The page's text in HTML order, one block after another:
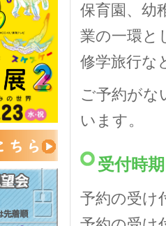
保育園、幼
業の一環と
修学旅行な
ご予約がな
います。
受付時期
予約の受け